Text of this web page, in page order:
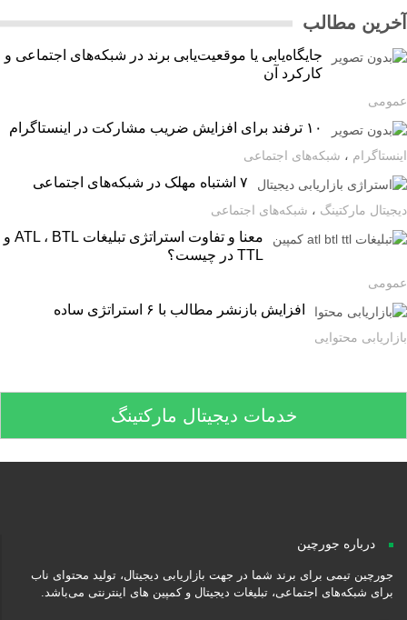
مطالب
جایگاه‌یابی یا موقعیت‌یابی برند در شبکه‌های اجتماعی و
کارکرد آن
۱۰ ترفند برای افزایش ضریب مشارکت در اینستاگرام
،شبکه‌های اجتماعی
مارکتینگ،شبکه‌های اجتماعی
معنا و تفاوت استراتژی تبلیغات ATL ، BTL و
TTL در چیست؟
افزایش بازنشر مطالب با ۶ استراتژی ساده
محتوایی
خدمات دیجیتال مارکتینگ
درباره جورچین
جورچین تیمی برای برند شما در جهت بازاریابی دیجیتال، تولید محتوای ناب
برای شبکه‌های اجتماعی، تبلیغات دیجیتال و کمپین های اینترنتی می‌باشد.